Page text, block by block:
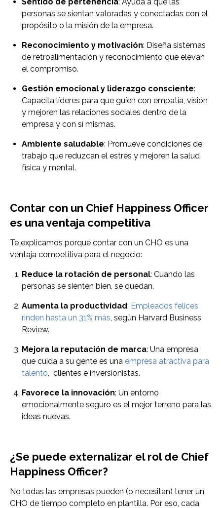
personas se sientan valoradas y conectadas con el
propósito o la misión de la empresa.
Reconocimiento y motivación: Diseña sistemas
de retroalimentación y reconocimiento que elevan
el compromiso.
Gestión emocional y liderazgo consciente:
Capacita líderes para que guíen con empatía, visión
y mejoren las relaciones sociales dentro de la
empresa y con sí mismas.
Ambiente saludable: Promueve condiciones de
trabajo que reduzcan el estrés y mejoren la salud
física y mental.
Contar con un Chief Happiness Officer
es una ventaja competitiva
Te explicamos porqué contar con un CHO es una
ventaja competitiva para el negocio:
Reduce la rotación de personal: Cuando las
personas se sienten bien, se quedan.
Aumenta la productividad: Empleados felices
rinden hasta un 31% más, según Harvard Business
Review.
Mejora la reputación de marca: Una empresa
que cuida a su gente es una empresa atractiva para
talento, clientes e inversionistas.
Favorece la innovación: Un entorno
emocionalmente seguro es el mejor terreno para las
ideas nuevas.
¿Se puede externalizar el rol de Chief
Happiness Officer?
No todas las empresas pueden (o necesitan) tener un
CHO de tiempo completo en plantilla. Por eso, cada